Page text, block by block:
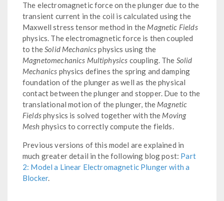
The electromagnetic force on the plunger due to the
transient current in the coil is calculated using the
Maxwell stress tensor method in the Magnetic Fields
physics. The electromagnetic force is then coupled
to theSolid Mechanicsphysics using the
Magnetomechanics Multiphysics coupling. The Solid
Mechanics physics defines the spring and damping
foundation of the plunger as well as the physical
contact between the plunger and stopper. Due to the
translational motion of the plunger, the Magnetic
Fieldsphysics is solved together with the Moving
Mesh physics to correctly compute the fields.
Previous versions of this model are explained in
much greater detail in the following blog post: Part
2: Model a Linear Electromagnetic Plunger with a
Blocker.